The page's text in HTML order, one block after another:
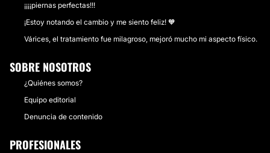
¡¡¡¡piernas perfectas!!!
¡Estoy notando el cambio y me siento feliz! 🧡
Várices, el tratamiento fue milagroso, mejoró mucho mi aspecto físico.
SOBRE NOSOTROS
¿Quiénes somos?
Equipo editorial
Denuncia de contenido
PROFESIONALES